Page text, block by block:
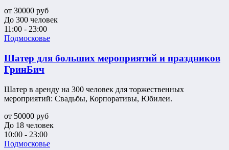
от 30000 руб
До 300 человек
11:00 - 23:00
Подмосковье
Шатер для больших мероприятий и праздников
ГринБич
Шатер в аренду на 300 человек для торжественных
мероприятий: Свадьбы, Корпоративы, Юбилеи.
от 50000 руб
До 18 человек
10:00 - 23:00
Подмосковье